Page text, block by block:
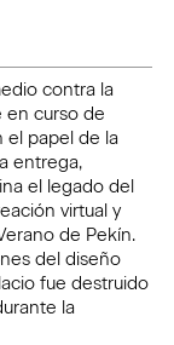
contra la
en curso de
el papel de la
entrega,
el legado del
virtual y
de Pekín.
del diseño
fue destruido
la